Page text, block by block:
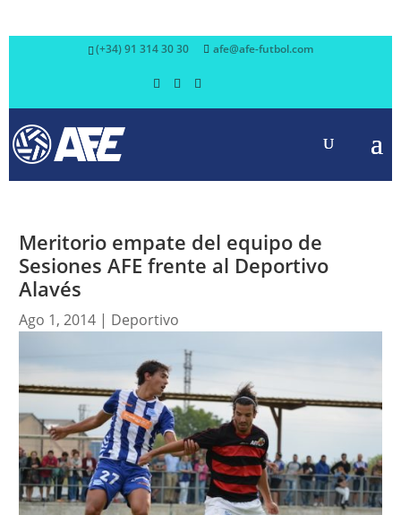
(+34) 91 314 30 30 afe@afe-futbol.com
Meritorio empate del equipo de
Sesiones AFE frente al Deportivo
Alavés
Ago 1, 2014| Deportivo